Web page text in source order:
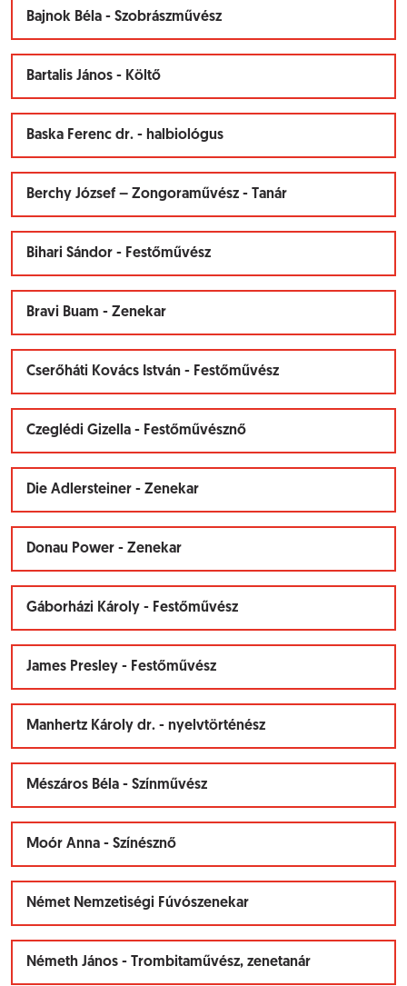
Bajnok Béla - Szobrászművész
Bartalis János - Költő
Baska Ferenc dr. - halbiológus
Berchy József – Zongoraművész - Tanár
Bihari Sándor - Festőművész
Bravi Buam - Zenekar
Cserőháti Kovács István - Festőművész
Czeglédi Gizella - Festőművésznő
Die Adlersteiner - Zenekar
Donau Power - Zenekar
Gáborházi Károly - Festőművész
James Presley - Festőművész
Manhertz Károly dr. - nyelvtörténész
Mészáros Béla - Színművész
Moór Anna - Színésznő
Német Nemzetiségi Fúvószenekar
Németh János - Trombitaművész, zenetanár